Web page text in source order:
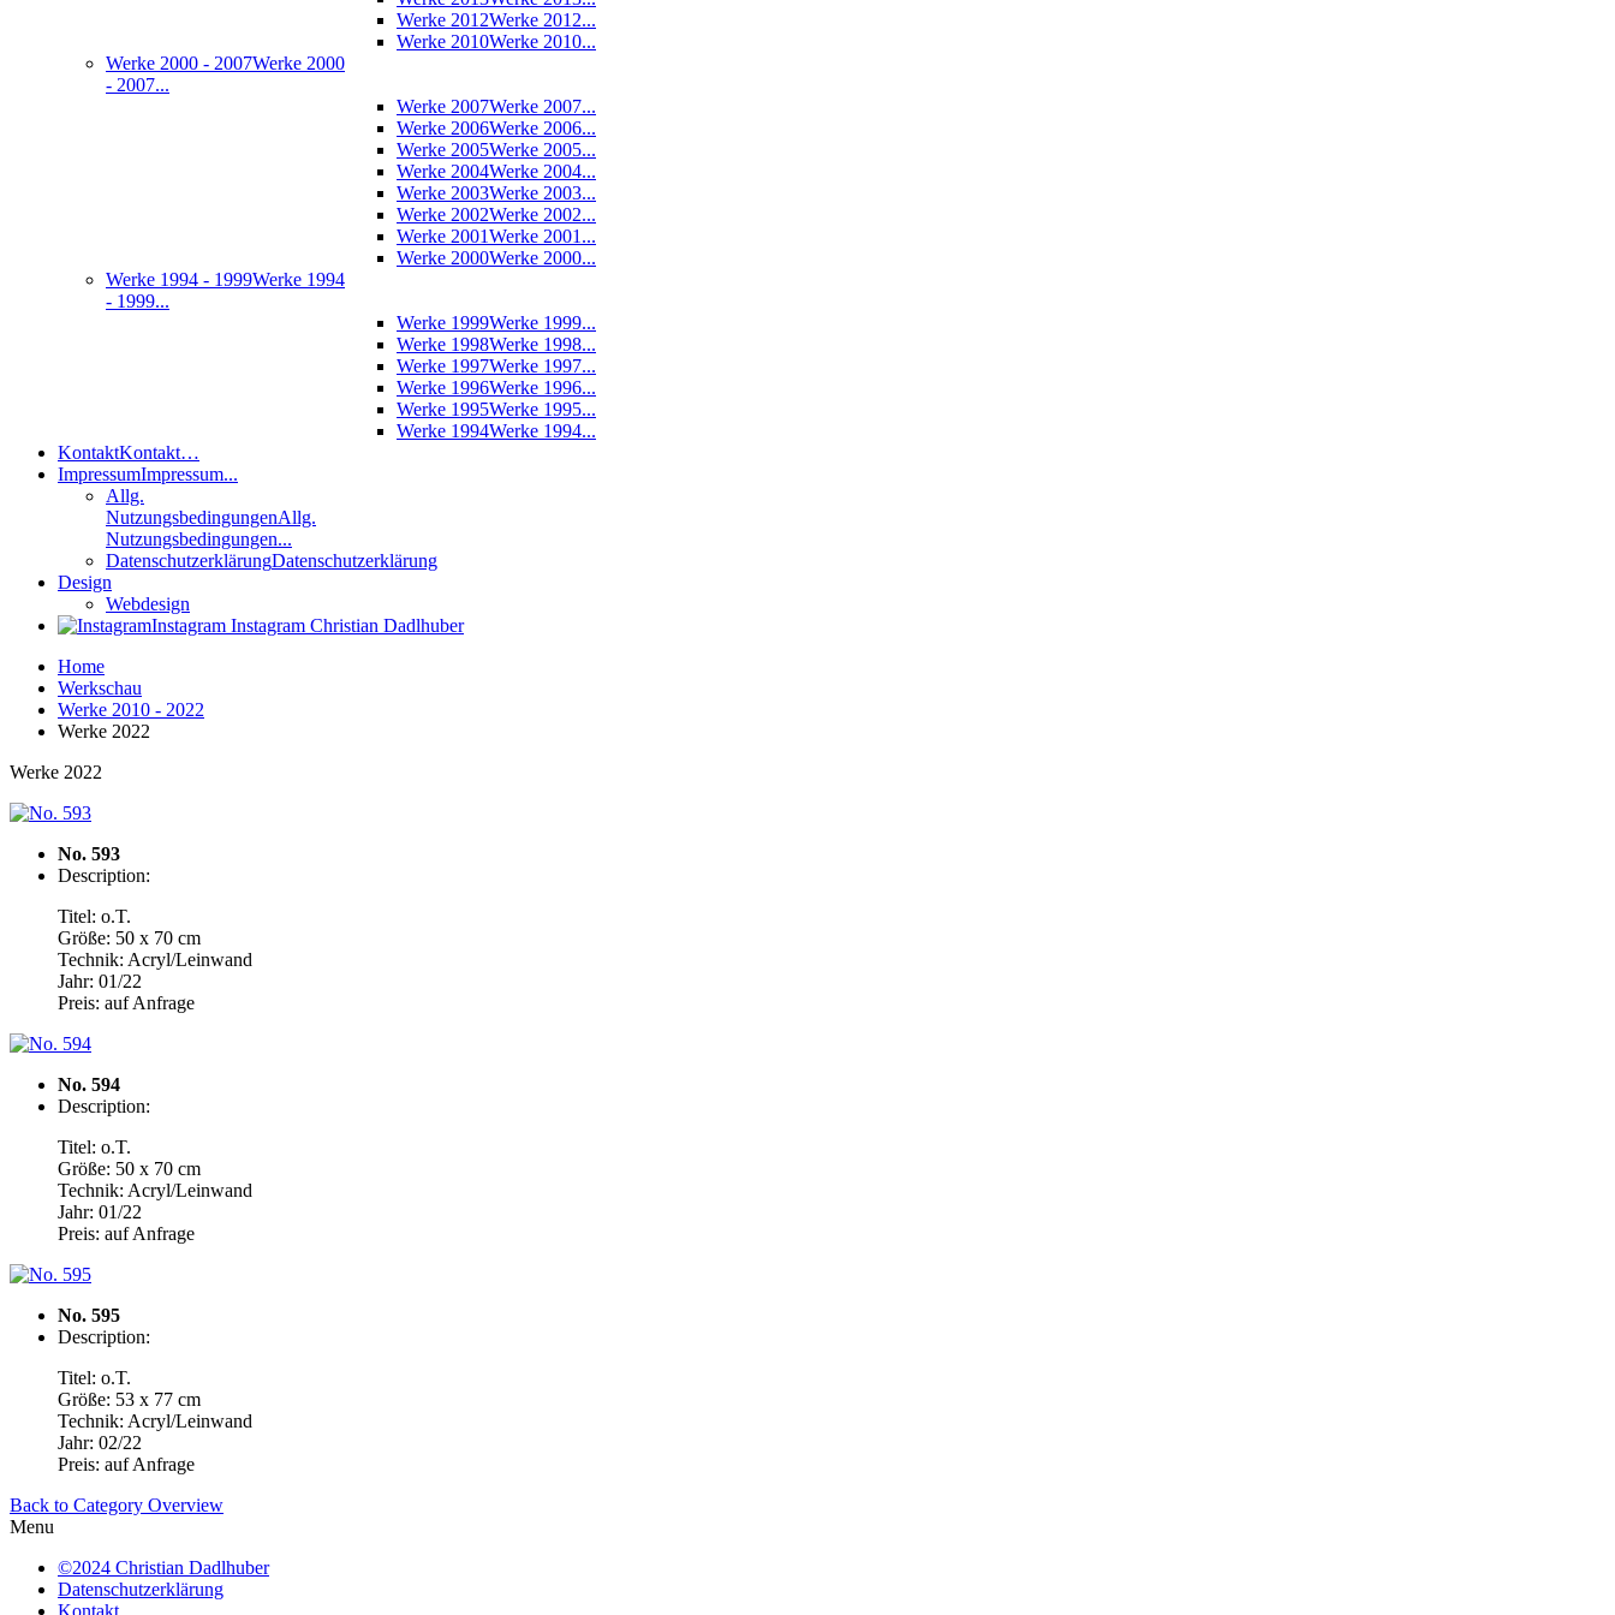
Werke 2012Werke 2012...
Werke 2010Werke 2010...
Werke 2000 - 2007Werke 2000
- 2007...
Werke 2007Werke 2007...
Werke 2006Werke 2006...
Werke 2005Werke 2005...
Werke 2004Werke 2004...
Werke 2003Werke 2003...
Werke 2002Werke 2002...
Werke 2001Werke 2001...
Werke 2000Werke 2000...
Werke 1994 - 1999Werke 1994
- 1999...
Werke 1999Werke 1999...
Werke 1998Werke 1998...
Werke 1997Werke 1997...
Werke 1996Werke 1996...
Werke 1995Werke 1995...
Werke 1994Werke 1994...
KontaktKontakt…
ImpressumImpressum...
Allg.
NutzungsbedingungenAllg.
Nutzungsbedingungen...
DatenschutzerklärungDatenschutzerklärung
Design
Webdesign
Instagram Instagram Christian Dadlhuber
Home
Werkschau
Werke 2010 - 2022
Werke 2022
Werke 2022
No. 593
Description:
Titel: o.T.
Größe: 50 x 70 cm
Technik: Acryl/Leinwand
Jahr: 01/22
Preis: auf Anfrage
No. 594
Description:
Titel: o.T.
Größe: 50 x 70 cm
Technik: Acryl/Leinwand
Jahr: 01/22
Preis: auf Anfrage
No. 595
Description:
Titel: o.T.
Größe: 53 x 77 cm
Technik: Acryl/Leinwand
Jahr: 02/22
Preis: auf Anfrage
Back to Category Overview
Menu
©2024 Christian Dadlhuber
Datenschutzerklärung
Kontakt